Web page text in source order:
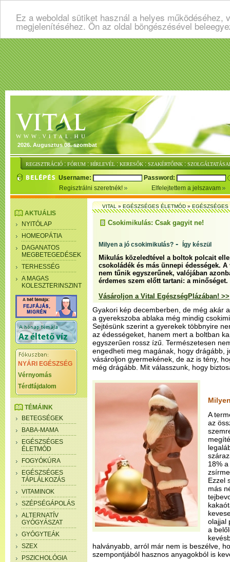
Ez a weboldal sütiket használ a helyes
megjelenítéséhez. Ön az oldal böngészésével
2026. Augusztus 08. szombat
REGISZTRÁCIÓ : FÓRUM : HÍRLEVÉL : KERESŐK : SZAKÉRTŐINK :
Username:
Password:
Regisztrálni szeretnék!
Elfelejtettem a jelszavam
AKTUÁLIS
NYITÓLAP
HOMEOPÁTIA
DAGANATOS
MEGBETEGEDÉSEK
TERHESSÉG
A MAGAS
KOLESZTERINSZINT
NYÁRI EGÉSZSÉG
Vérnyomás
Térdfájdalom
TÉMÁINK
BETEGSÉGEK
BABA-MAMA
EGÉSZSÉGES
ÉLETMÓD
FOGYÓKÚRA
EGÉSZSÉGES
TÁPLÁLKOZÁS
VITAMINOK
SZÉPSÉGÁPOLÁS
ALTERNATÍV
GYÓGYÁSZAT
GYÓGYTEÁK
SZEX
PSZICHOLÓGIA
VITAL»EGÉSZSÉGES ÉLETMÓD»
Csokimikulás: Csak gagyit ne!
Milyen a jó csokimikulás? - Így készül
Mikulás közeledtével a boltok polcait
csokoládék és más ünnepi édességek.
nem tűnik egyszerűnek, valójában
érdemes szem előtt tartani: a minőséget.
Vásároljon a Vital EgészségPlázában! >>
Gyakori kép decemberben, de még akár
a gyerekszoba ablaka még mindig
Sejtésünk szerint a gyerekek többnyire
az édességeket, hanem mert a boltban
egyszerűen rossz ízű. Természetesen
engedheti meg magának, hogy drágább,
vásároljon gyermekének, de az is tény,
még drágább. Mit válasszunk, hogy
A
az
18%
Ezzel
más
olajjal
a
halványabb, arról már nem is beszélve,
szempontjából hasznos anyagokból is